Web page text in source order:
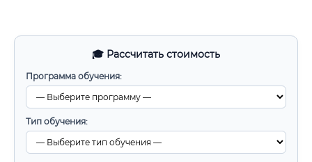
🎓 Рассчитать стоимость
Программа обучения:
Тип обучения: